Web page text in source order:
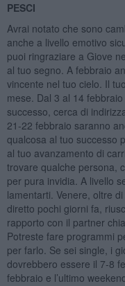
PESCI
Avrai notato che sono
anche a livello emotivo
puoi ringraziare a Giove
al tuo segno. A febbraio
vincente nel tuo cielo. Il
mese. Dal 3 al 14
successo, cerca di
21-22 febbraio saranno
qualcosa al tuo successo
al tuo avanzamento di
trovare qualche persona,
per pura invidia. A livello
lamentarti. Venere, oltre
diretto pochi giorni fa,
rapporto con il partner
Potreste fare programmi
per farlo. Se sei single, i
dovrebbero essere il 7-8
febbraio e l’ultimo